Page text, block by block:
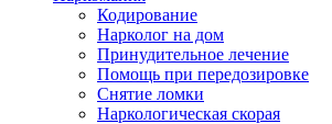
Кодирование
Нарколог на дом
Принудительное лечение
Помощь при передозировке
Снятие ломки
Наркологическая скорая